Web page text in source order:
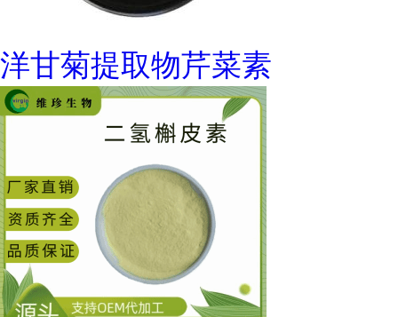
洋甘菊提取物芹菜素